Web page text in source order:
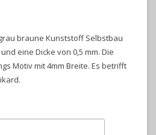
braune Kunststoff Selbstbau
eine Dicke von 0,5 mm. Die
Motiv mit 4mm Breite. Es betrifft